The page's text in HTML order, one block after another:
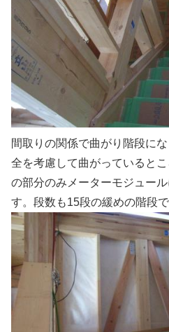
間取りの関係で曲がり階段に
全を考慮して曲がっていると
の部分のみメーターモジュー
す。段数も15段の緩めの階段で